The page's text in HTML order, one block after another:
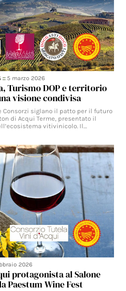
:: 5 marzo 2026
Turismo DOP e territorio
visione condivisa
Consorzi siglano il patto per il futuro
di Acqui Terme, presentato il
vitivinicolo. Il…
2026
protagonista al Salone
Paestum Wine Fest